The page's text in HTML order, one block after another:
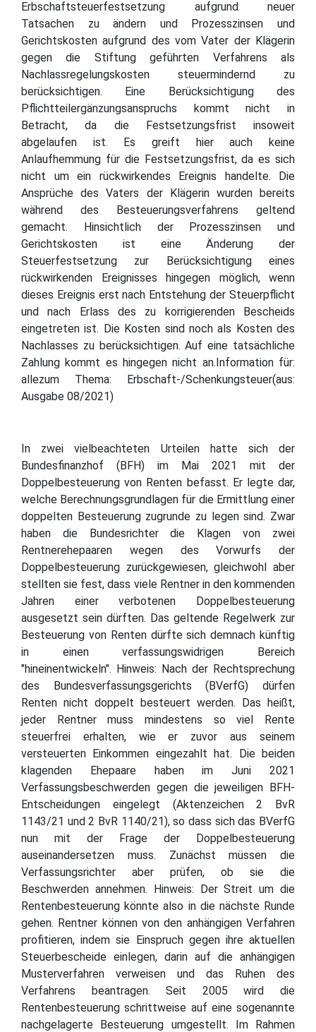
Erbschaftsteuerfestsetzung aufgrund neuer
Tatsachen zu ändern und Prozesszinsen und
Gerichtskosten aufgrund des vom Vater der Klägerin
gegen die Stiftung geführten Verfahrens als
Nachlassregelungskosten steuermindernd zu
berücksichtigen. Eine Berücksichtigung des
Pflichtteilergänzungsanspruchs kommt nicht in
Betracht, da die Festsetzungsfrist insoweit
abgelaufen ist. Es greift hier auch keine
Anlaufhemmung für die Festsetzungsfrist, da es sich
nicht um ein rückwirkendes Ereignis handelte. Die
Ansprüche des Vaters der Klägerin wurden bereits
während des Besteuerungsverfahrens geltend
gemacht. Hinsichtlich der Prozesszinsen und
Gerichtskosten ist eine Änderung der
Steuerfestsetzung zur Berücksichtigung eines
rückwirkenden Ereignisses hingegen möglich, wenn
dieses Ereignis erst nach Entstehung der Steuerpflicht
und nach Erlass des zu korrigierenden Bescheids
eingetreten ist. Die Kosten sind noch als Kosten des
Nachlasses zu berücksichtigen. Auf eine tatsächliche
Zahlung kommt es hingegen nicht an.Information für:
allezum Thema: Erbschaft-/Schenkungsteuer(aus:
Ausgabe 08/2021)
In zwei vielbeachteten Urteilen hatte sich der
Bundesfinanzhof (BFH) im Mai 2021 mit der
Doppelbesteuerung von Renten befasst. Er legte dar,
welche Berechnungsgrundlagen für die Ermittlung einer
doppelten Besteuerung zugrunde zu legen sind. Zwar
haben die Bundesrichter die Klagen von zwei
Rentnerehepaaren wegen des Vorwurfs der
Doppelbesteuerung zurückgewiesen, gleichwohl aber
stellten sie fest, dass viele Rentner in den kommenden
Jahren einer verbotenen Doppelbesteuerung
ausgesetzt sein dürften. Das geltende Regelwerk zur
Besteuerung von Renten dürfte sich demnach künftig
in einen verfassungswidrigen Bereich
"hineinentwickeln". Hinweis: Nach der Rechtsprechung
des Bundesverfassungsgerichts (BVerfG) dürfen
Renten nicht doppelt besteuert werden. Das heißt,
jeder Rentner muss mindestens so viel Rente
steuerfrei erhalten, wie er zuvor aus seinem
versteuerten Einkommen eingezahlt hat. Die beiden
klagenden Ehepaare haben im Juni 2021
Verfassungsbeschwerden gegen die jeweiligen BFH-
Entscheidungen eingelegt (Aktenzeichen 2 BvR
1143/21 und 2 BvR 1140/21), so dass sich das BVerfG
nun mit der Frage der Doppelbesteuerung
auseinandersetzen muss. Zunächst müssen die
Verfassungsrichter aber prüfen, ob sie die
Beschwerden annehmen. Hinweis: Der Streit um die
Rentenbesteuerung könnte also in die nächste Runde
gehen. Rentner können von den anhängigen Verfahren
profitieren, indem sie Einspruch gegen ihre aktuellen
Steuerbescheide einlegen, darin auf die anhängigen
Musterverfahren verweisen und das Ruhen des
Verfahrens beantragen. Seit 2005 wird die
Rentenbesteuerung schrittweise auf eine sogenannte
nachgelagerte Besteuerung umgestellt. Im Rahmen